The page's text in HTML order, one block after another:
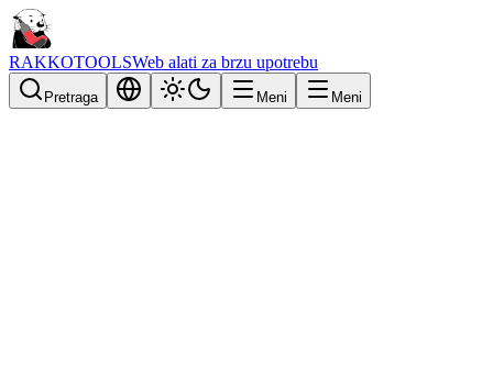
RAKKOTOOLSWeb alati za brzu upotrebu
Pretraga Meni Meni